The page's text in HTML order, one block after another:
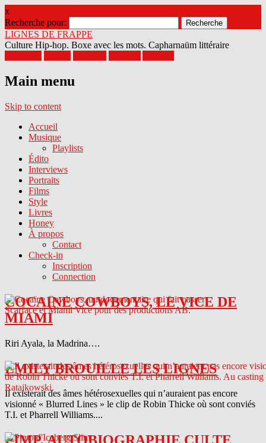
x
Recherche pour:
LIGNES DE FRAPPE
Culture Hip-hop. Boxe avec les mots. Capharnaüm littéraire
Main menu
Skip to content
Accueil
Musique
Playlists
Édito
Interviews
Portraits
Films
Style
Livres
Honey
À propos
Contact
Check-in
Inscription
Connection
COCAINE COWBOYS, LE VICE DE
MIAMI
Riri Ayala, la Madrina….
EMILY BROUILLE LES LIGNES
Il existerait des âmes hétérosexuelles qui n’auraient pas encore
visionné « Blurred Lines » le clip de Robin Thicke où sont conviés
T.I. et Pharrell Williams....